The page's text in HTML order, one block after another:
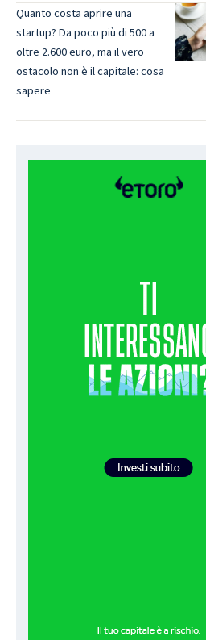
Quanto costa aprire una
startup? Da poco più di 500 a
oltre 2.600 euro, ma il vero
ostacolo non è il capitale: cosa
sapere